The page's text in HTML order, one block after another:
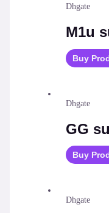
Dhgate
M1u
Buy
Dhgate
GG
Buy
Dhgate